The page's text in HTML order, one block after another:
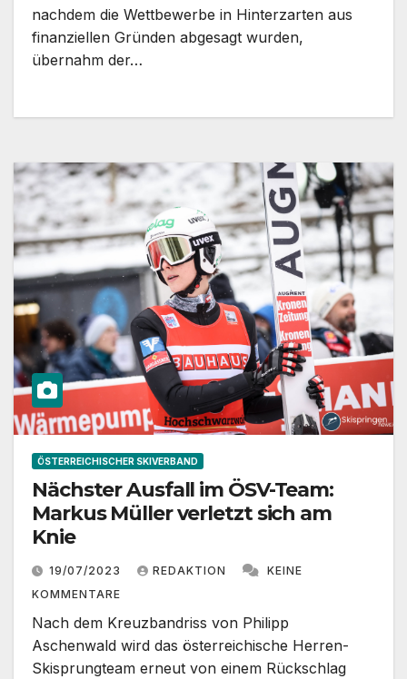
nachdem die Wettbewerbe in Hinterzarten aus
finanziellen Gründen abgesagt wurden,
übernahm der…
ÖSTERREICHISCHER SKIVERBAND
Nächster Ausfall im ÖSV-Team:
Markus Müller verletzt sich am
Knie
19/07/2023 REDAKTION
KEINE
KOMMENTARE
Nach dem Kreuzbandriss von Philipp
Aschenwald wird das österreichische Herren-
Skisprungteam erneut von einem Rückschlag